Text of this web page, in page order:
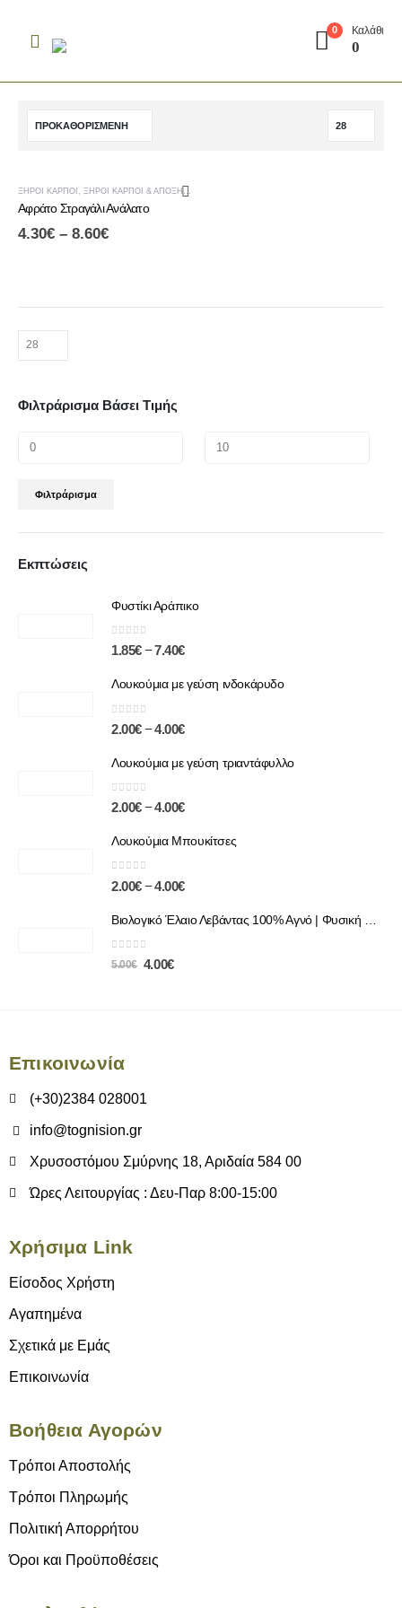
0 Καλάθι
0
ΞΗΡΟΊ ΚΑΡΠΟΊ , ΞΗΡΟΊ ΚΑΡΠΟΊ & ΑΠΟΞΗΡΑΜΈΝΑ ΦΡΟΎΤΑ
Αφράτο Στραγάλι Ανάλατο
4.30€ – 8.60€
Φιλτράρισμα Βάσει Τιμής
Φιλτράρισμα
Εκπτώσεις
Φυστίκι Αράπικο
0 out of 5
1.85€ – 7.40€
Λουκούμια με γεύση ινδοκάρυδο
0out of 5
2.00€ – 4.00€
Λουκούμια με γεύση τριαντάφυλλο
0out of 5
2.00€ – 4.00€
Λουκούμια Μπουκίτσες
0out of 5
2.00€ – 4.00€
0 out of 5
5.00€ 4.00€
Επικοινωνία
(+30)2384 028001
info@tognision.gr
Χρυσοστόμου Σμύρνης 18, Αριδαία 584 00
Ώρες Λειτουργίας : Δευ-Παρ 8:00-15:00
Χρήσιμα Link
Είσοδος Χρήστη
Αγαπημένα
Σχετικά με Εμάς
Επικοινωνία
Βοήθεια Αγορών
Τρόποι Αποστολής
Τρόποι Πληρωμής
Πολιτική Απορρήτου
Όροι και Προϋποθέσεις